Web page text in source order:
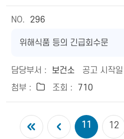
296
위해식품 등의 긴급회수문
보건소
710
11 12